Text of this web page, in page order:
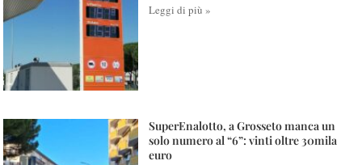
Leggi di più »
SuperEnalotto, a Grosseto manca un
solo numero al “6”: vinti oltre 30mila
euro